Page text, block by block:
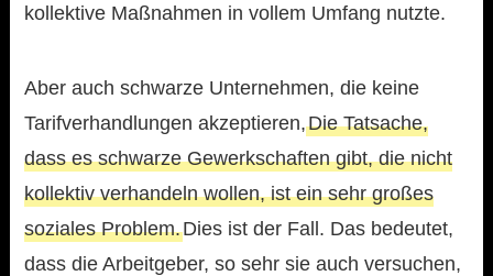
kollektive Maßnahmen in vollem Umfang nutzte.
Aber auch schwarze Unternehmen, die keine
Tarifverhandlungen akzeptieren,Die Tatsache,
dass es schwarze Gewerkschaften gibt, die nicht
kollektiv verhandeln wollen, ist ein sehr großes
soziales Problem.Dies ist der Fall. Das bedeutet,
dass die Arbeitgeber, so sehr sie auch versuchen,